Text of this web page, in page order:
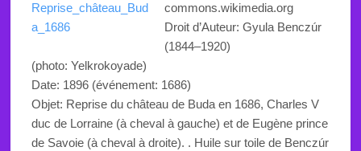
commons.wikimedia.org
Droit d’Auteur: Gyula Benczúr
(1844–1920)
(photo: Yelkrokoyade)
Date: 1896 (événement: 1686)
Objet: Reprise du château de Buda en 1686, Charles V
duc de Lorraine (à cheval à gauche) et de Eugène prince
de Savoie (à cheval à droite). . Huile sur toile de Benczúr